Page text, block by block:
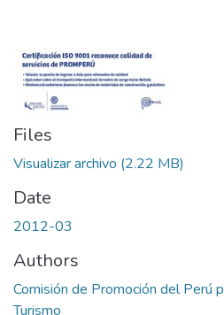
Files
Visualizar archivo (2.22 MB)
Date
2012-03
Authors
Comisión de Promoción del Perú
Turismo